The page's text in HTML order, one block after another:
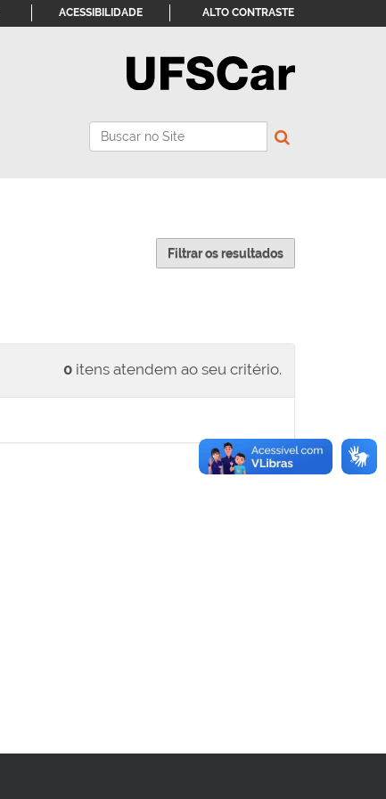
Busca
ACESSIBILIDADE ALTO CONTRASTE
Filtrar os resultados
0 itens atendem ao seu critério.